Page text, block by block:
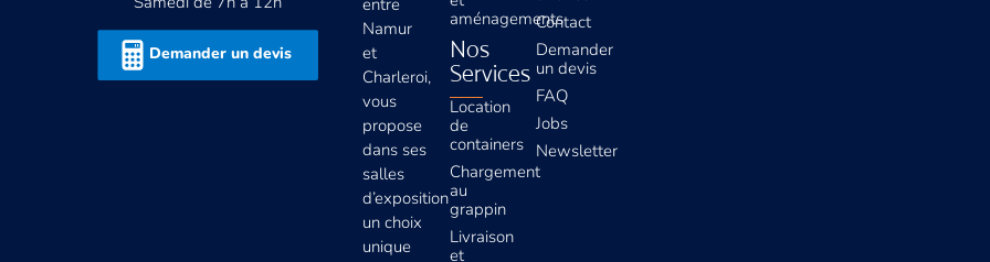
Demander un devis
Namur
et
Charleroi,
vous
propose
dans ses
salles
d’exposition
un choix
unique
aménagements
Nos
Services
Location
de
containers
Chargement
au
grappin
Livraison
et
Contact
Demander
un devis
FAQ
Jobs
Newsletter